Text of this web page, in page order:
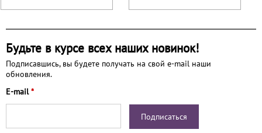
Будьте в курсе всех наших новинок!
Подписавшись, вы будете получать на свой e-mail наши
обновления.
E-mail*